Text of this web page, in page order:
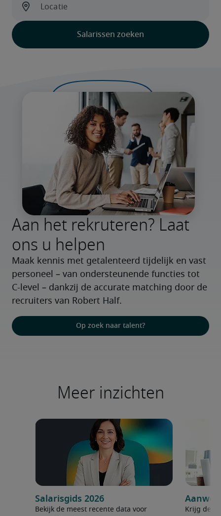
Aan het rekruteren? Laat
ons u helpen
Maak kennis met getalenteerd tijdelijk en vast
personeel – van ondersteunende functies tot
C-level – dankzij de accurate matching door de
recruiters van Robert Half.
Op zoek naar talent?
Meer inzichten
Salarisgids 2026
Bekijk de meest recente data voor
Krijg de